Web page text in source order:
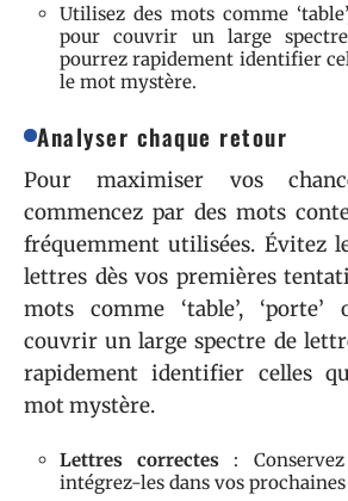
Utilisez des mots comme
pour couvrir un large
pourrez rapidement identifier
le mot mystère.
Analyser chaque retour
Pour maximiser vos
commencez par des mots
fréquemment utilisées. Évitez
lettres dès vos premières
mots comme ‘table’, ‘porte’
couvrir un large spectre de
rapidement identifier celles
mot mystère.
Lettres correctes :
intégrez-les dans vos